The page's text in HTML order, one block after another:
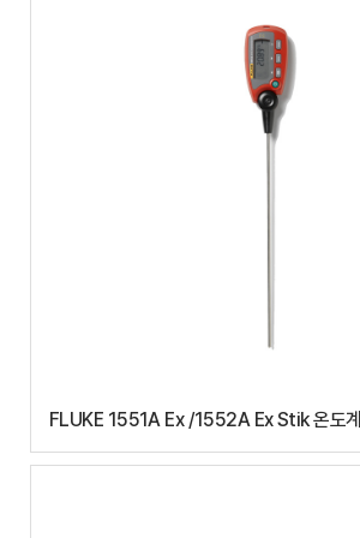
FLUKE 1551A Ex /1552A Ex Stik 온도계